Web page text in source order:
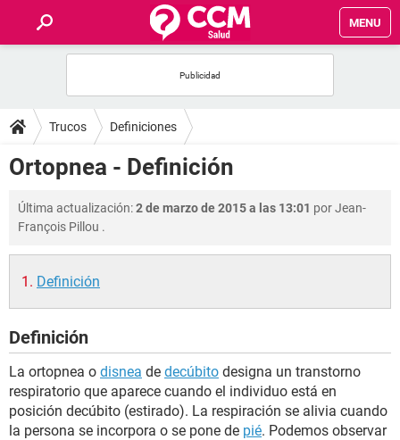
MENU
FOROS
SALUD
FAMILIA
NUTRICIÓN
SEXUALIDAD
GLOSARIO
Trucos Definiciones
Ortopnea - Definición
Última actualización:2 de marzo de 2015 a las 13:01 porJean-
François Pillou .
Definición
Definición
La ortopnea o disnea de decúbito designa un transtorno
respiratorio que aparece cuando el individuo está en
posición decúbito (estirado). La respiración se alivia cuando
la persona se incorpora o se pone de pié. Podemos observar